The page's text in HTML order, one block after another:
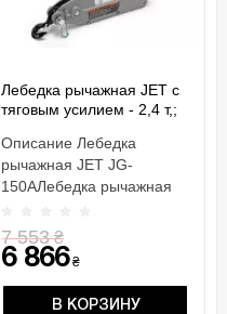
Лебедка рычажная JET с
тяговым усилием - 2,4 т,;
разм.- 545х 260х 90мм
Описание Лебедка
рычажная JET JG-
150AЛебедка рычажная
но очень мощное
приспос..
7 553₴
6 866₴
В КОРЗИНУ